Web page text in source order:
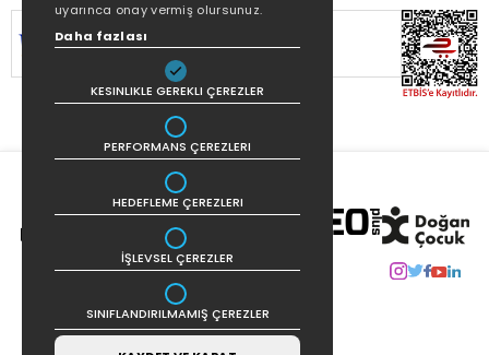
SİTEMİZ
KORUNMAKTADIR.
uyarınca onay vermiş olursunuz.
Daha fazlası
KESINLIKLE GEREKLI ÇEREZLER
PERFORMANS ÇEREZLERI
HEDEFLEME ÇEREZLERI
İŞLEVSEL ÇEREZLER
SINIFLANDIRILMAMIŞ ÇEREZLER